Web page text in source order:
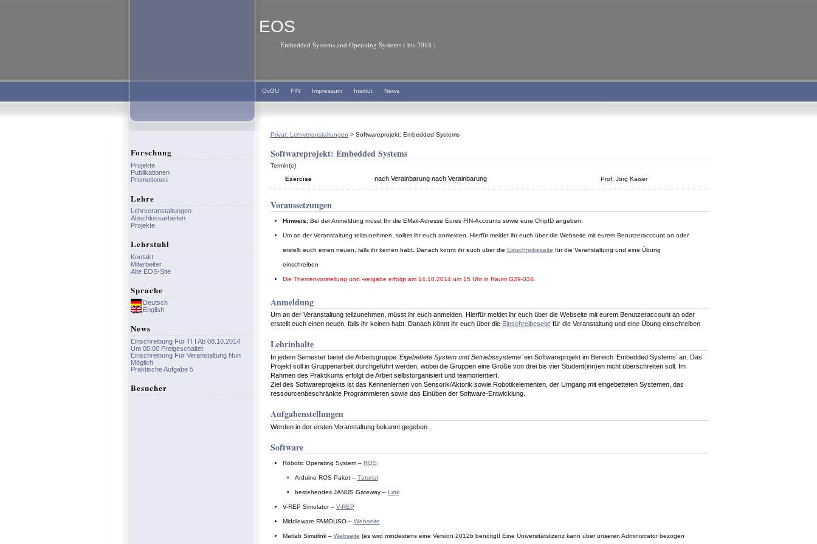
EOS
Embedded Systems and Operating Systems ( bis 2018 )
OvGU FIN Impressum Institut News
Privat: Lehrveranstaltungen > Softwareprojekt: Embedded Systems
Softwareprojekt: Embedded Systems
Termin(e)
Exercise
nach Verainbarung nach Verainbarung Prof. Jörg Kaiser
Voraussetzungen
Hinweis:Bei der Anmeldung müsst Ihr die EMail-Adresse Eures FIN-Accounts sowie eure ChipID angeben.
Um an der Veranstaltung teilzunehmen, solltet ihr euch anmelden. Hierfür meldet ihr euch über die Webseite mit eurem Benutzeraccount an oder
erstellt euch einen neuen, falls ihr keinen habt. Danach könnt ihr euch über die Einschreibeseite für die Veranstaltung und eine Übung
einschreiben
Die Themenvorstellung und -vergabe erfolgt am 14.10.2014 um 15 Uhr in Raum G29-334.
Anmeldung
Um an der Veranstaltung teilzunehmen, müsst ihr euch anmelden. Hierfür meldet ihr euch über die Webseite mit eurem Benutzeraccount an oder
erstellt euch einen neuen, falls ihr keinen habt. Danach könnt ihr euch über die Einschreibeseitefür die Veranstaltung und eine Übung einschreiben
Lehrinhalte
In jedem Semester bietet die Arbeitsgruppe ‘Eigebettete System und Betriebssysteme’ein Softwareprojekt im Bereich ‘Embedded Systems’ an. Das
Projekt soll in Gruppenarbeit durchgeführt werden, wobei die Gruppen eine Größe von drei bis vier Student(inn)en nicht überschreiten soll. Im
Rahmen des Praktikums erfolgt die Arbeit selbstorganisiert und teamorientiert.
Ziel des Softwareprojekts ist das Kennenlernen von Sensorik/Aktorik sowie Robotikelementen, der Umgang mit eingebetteten Systemen, das
ressourcenbeschränkte Programmieren sowie das Einüben der Software-Entwicklung.
Aufgabenstellungen
Werden in der ersten Veranstaltung bekannt gegeben.
Software
Robotic Operating System – ROS,
Arduino ROS Paket – Tutorial
bestehendes JANUS Gateway – Link
V-REP Simulator – V-REP
Middleware FAMOUSO – Webseite
Matlab Simulink – Webseite (es wird mindestens eine Version 2012b benötigt! Eine Universitätslizenz kann über unseren Administrator bezogen
Forschung
Projekte
Publikationen
Promotionen
Lehre
Lehrveranstaltungen
Abschlussarbeiten
Projekte
Lehrstuhl
Kontakt
Mitarbeiter
Alte EOS-Site
Sprache
Deutsch
English
News
Einschreibung Für TI I Ab 08.10.2014
Um 00:00 Freigeschaltet
Einschreibung Für Veranstaltung Nun
Möglich
Praktische Aufgabe 5
Besucher